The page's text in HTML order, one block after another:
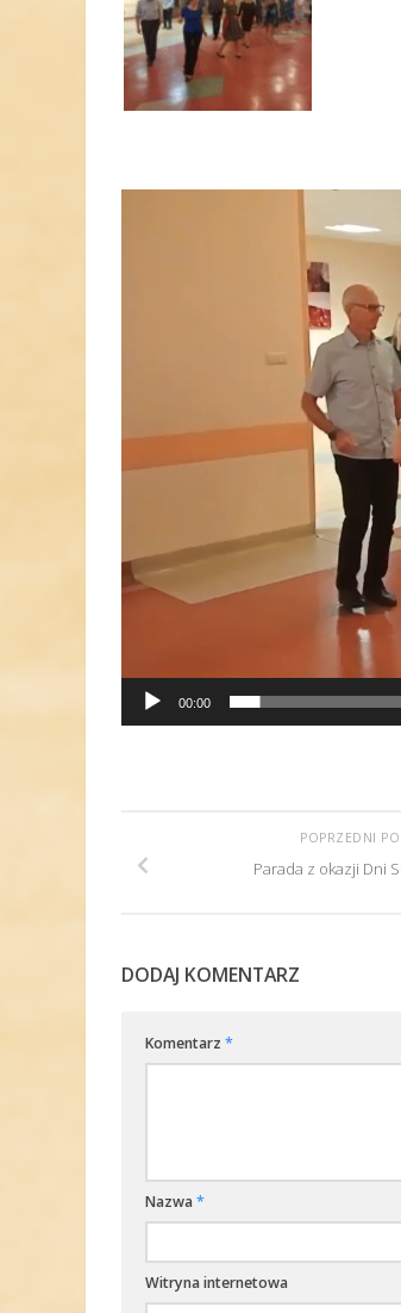
00:00
POPRZEDNI
Parada z okazji Dni
DODAJ KOMENTARZ
Komentarz *
Nazwa *
Witryna internetowa